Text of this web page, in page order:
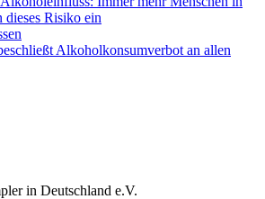
dieses Risiko ein
Alkoholkonsumverbot an allen
in Deutschland e.V.